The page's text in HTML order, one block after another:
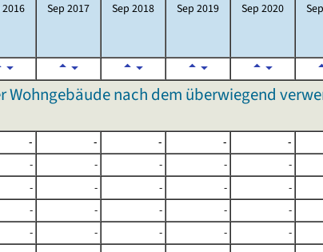
2016 Sep 2017 Sep 2018 Sep 2019 Sep 2020
Wohngebäude nach dem überwiegend
- - - - -
- - - - -
- - - - -
- - - - -
- - - - -